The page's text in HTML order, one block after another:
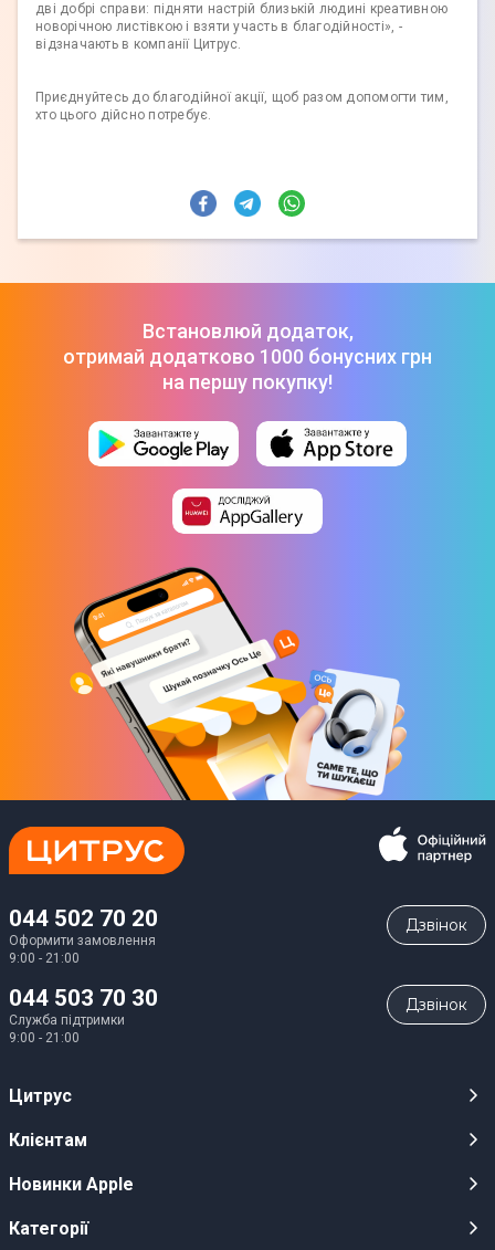
дві добрі справи: підняти настрій близькій людині креативною
новорічною листівкою і взяти участь в благодійності», -
відзначають в компанії Цитрус.
Приєднуйтесь до благодійної акції, щоб разом допомогти тим,
хто цього дійсно потребує.
Встановлюй додаток,
отримай додатково 1000 бонусних грн
на першу покупку!
044 502 70 20
Оформити замовлення
9:00 - 21:00
Дзвiнок
044 503 70 30
Служба підтримки
9:00 - 21:00
Дзвiнок
Цитрус
Кар’єра
Оптовим клієнтам
Клієнтам
Публічні оферти
Новинки Apple
iPhone 17
Категорії